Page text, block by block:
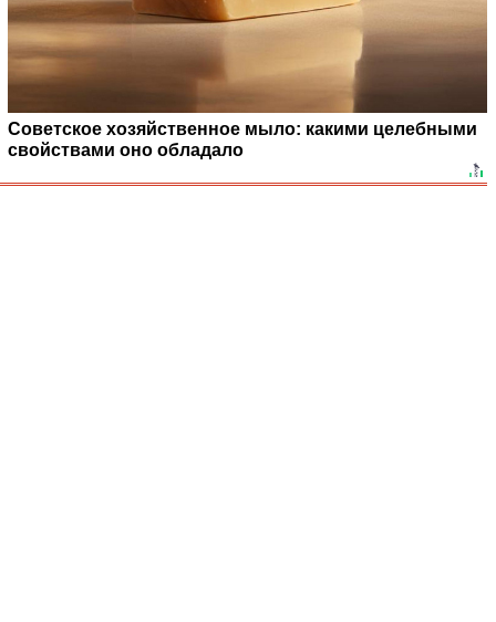
Советское хозяйственное мыло: какими целебными
свойствами оно обладало